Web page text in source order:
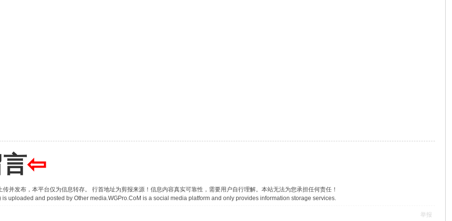
⇦
并发布，本平台仅为信息转存。 行首地址为剪报来源！信息内容真实可靠性，需要用户自行理解。本站无法为您承担任何责任！
uploaded and posted by Other media.WGPro.CoM is a social media platform and only provides information storage services.
举报